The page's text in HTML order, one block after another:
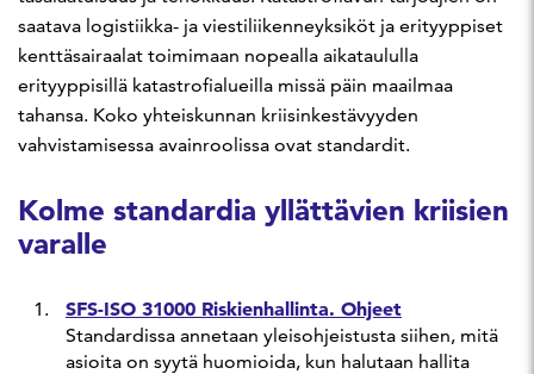
saatava logistiikka- ja viestiliikenneyksiköt ja erityyppiset
kenttäsairaalat toimimaan nopealla aikataululla
erityyppisillä katastrofialueilla missä päin maailmaa
tahansa. Koko yhteiskunnan kriisinkestävyyden
vahvistamisessa avainroolissa ovat standardit.
Kolme standardia yllättävien kriisien
varalle
SFS-ISO 31000 Riskienhallinta. Ohjeet
Standardissa annetaan yleisohjeistusta siihen, mitä
asioita on syytä huomioida, kun halutaan hallita